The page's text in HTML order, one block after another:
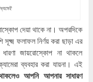
দেয়া থাকে না। অপরদিকে
সূক্ষ্ম ফলাফল নির্ণয় করা ছাড়া এর
জায়রোস্কোপ না থাকলে
ব্যবহার করা যায়না। এই
আপনি আপনার সাধারণ